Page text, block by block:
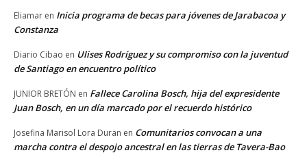
Eliamar en Inicia programa de becas para jóvenes de Jarabacoa y
Constanza
Diario Cibao en Ulises Rodríguez y su compromiso con la juventud
de Santiago en encuentro político
JUNIOR BRETÓN en Fallece Carolina Bosch, hija del expresidente
Juan Bosch, en un día marcado por el recuerdo histórico
Josefina Marisol Lora Duran en Comunitarios convocan a una
marcha contra el despojo ancestral en las tierras de Tavera-Bao